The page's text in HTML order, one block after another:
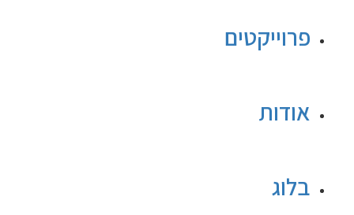
פרוייקטים
אודות
בלוג